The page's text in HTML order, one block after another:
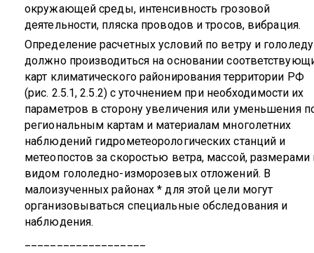
окружающей среды, интенсивность грозовой
деятельности, пляска проводов и тросов, вибрация.
Определение расчетных условий по ветру и гололеду
должно производиться на основании
карт климатического районирования территории РФ
(рис. 2.5.1, 2.5.2) с уточнением при необходимости их
параметров в сторону увеличения или уменьшения
региональным картам и материалам многолетних
наблюдений гидрометеорологических станций и
метеопостов за скоростью ветра, массой, размерами
видом гололедно-изморозевых отложений. В
малоизученных районах * для этой цели могут
организовываться специальные обследования и
наблюдения.